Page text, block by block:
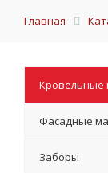
Главная
Кровельные
Фасадные
Заборы